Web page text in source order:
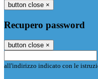
button close ×
Recupero password
button close ×
all'indirizzo indicato con le